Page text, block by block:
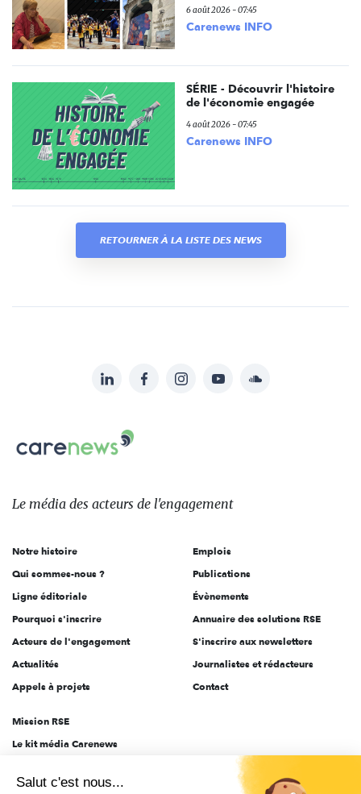
6 août 2026 - 07:45
Carenews INFO
SÉRIE - Découvrir l'histoire
de l'économie engagée
4 août 2026 - 07:45
Carenews INFO
RETOURNER À LA LISTE DES NEWS
sur:
LinkedInFacebookInstagramYouTubeSoundcloud
Carenews,
Le
des
l'engagement
Le média des acteurs de l'engagement
Notre histoire
Qui sommes-nous ?
Ligne éditoriale
Pourquoi s'inscrire
Acteurs de l'engagement
Actualités
Appels à projets
Emplois
Publications
Évènements
Annuaire des solutions RSE
S'inscrire aux newsletters
Journalistes et rédacteurs
Contact
Mission RSE
Le kit média Carenews
AEF info
Salut c'est nous...